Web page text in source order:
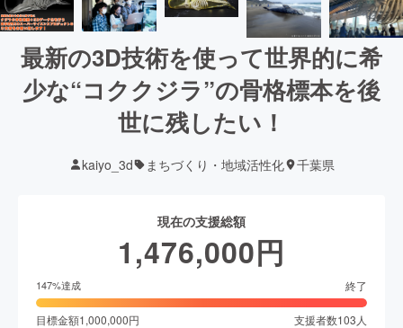
最新の3D技術を使って世界的に希
少な“コククジラ”の骨格標本を後
世に残したい！
kaiyo_3d まちづくり・地域活性化 千葉県
現在の支援総額
1,476,000円
147%達成 終了
目標金額1,000,000円 支援者数103 人